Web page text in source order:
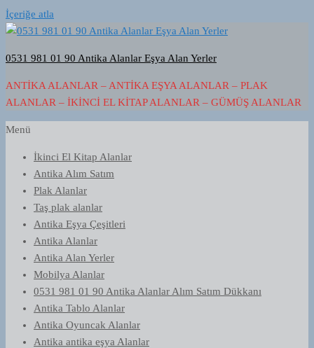
İçeriğe atla
0531 981 01 90 Antika Alanlar Eşya Alan Yerler
ANTIKA ALANLAR – ANTIKA EŞYA ALANLAR – PLAK
ALANLAR – İKINCI EL KITAP ALANLAR – GÜMÜŞ ALANLAR
Menü
İkinci El Kitap Alanlar
Antika Alım Satım
Plak Alanlar
Taş plak alanlar
Antika Eşya Çeşitleri
Antika Alanlar
Antika Alan Yerler
Mobilya Alanlar
0531 981 01 90 Antika Alanlar Alım Satım Dükkanı
Antika Tablo Alanlar
Antika Oyuncak Alanlar
Antika antika eşya Alanlar